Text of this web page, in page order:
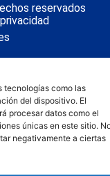
tecnologías como las
del dispositivo. El
procesar datos como el
únicas en este sitio.
negativamente a ciertas
reservados